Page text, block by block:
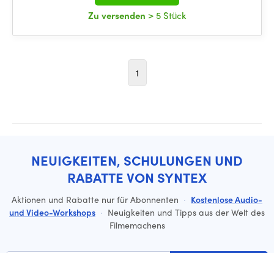
Zu versenden > 5 Stück
1
NEUIGKEITEN, SCHULUNGEN UND
RABATTE VON SYNTEX
Aktionen und Rabatte nur für Abonnenten · Kostenlose Audio-
und Video-Workshops · Neuigkeiten und Tipps aus der Welt des
Filmemachens